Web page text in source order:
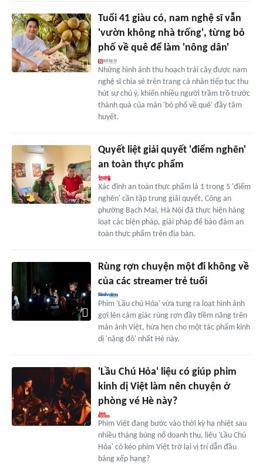
Tuổi 41 giàu có, nam nghệ sĩ vẫn
'vườn không nhà trống', từng bỏ
phố về quê để làm 'nông dân'
Những hình ảnh thu hoạch trái cây được nam
nghệ sĩ chia sẻ trên trang cá nhân tiếp tục thu
hút sự chú ý, khiến nhiều người trầm trồ trước
thành quả của màn 'bỏ phố về quê' đầy tâm
huyết.
Quyết liệt giải quyết 'điểm nghẽn'
an toàn thực phẩm
Xác định an toàn thực phẩm là 1 trong 5 'điểm
nghẽn' cần tập trung giải quyết, Công an
phường Bạch Mai, Hà Nội đã thực hiện hàng
loạt các biện pháp, giải pháp để bảo đảm an
toàn thực phẩm trên địa bàn.
Rùng rợn chuyện một đi không về
của các streamer trẻ tuổi
Phim 'Lầu chú Hỏa' vừa tung ra loạt hình ảnh
gợi lên cảm giác rùng rợn đầy tiềm năng trên
màn ảnh Việt, hứa hẹn cho một tác phẩm kinh
dị 'nặng đô' nhất Hè này.
'Lầu Chú Hỏa' liệu có giúp phim
kinh dị Việt làm nên chuyện ở
phòng vé Hè này?
Phim Việt đang bước vào thời kỳ hạ nhiệt sau
nhiều tháng bùng nổ doanh thu, liệu 'Lầu Chú
Hỏa' có kéo phim Việt trở lại vị trí dẫn đầu
bảng xếp hạng?